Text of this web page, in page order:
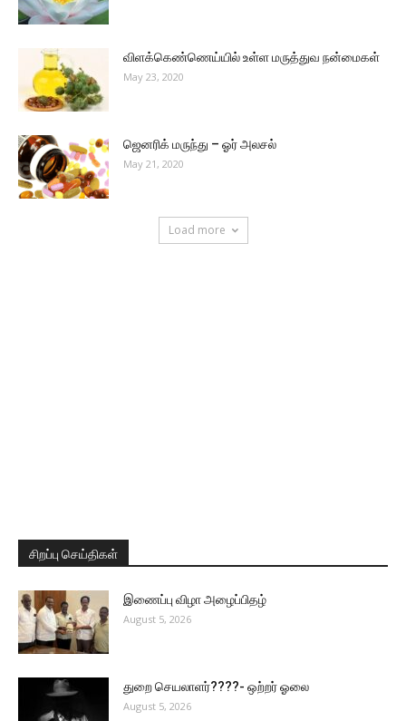
விளக்கெண்ணெய்யில் உள்ள மருத்துவ நன்மைகள்
May 23, 2020
ஜெனரிக் மருந்து – ஓர் அலசல்
May 21, 2020
Load more
சிறப்பு செய்திகள்
இணைப்பு விழா அழைப்பிதழ்
August 5, 2026
துறை செயலாளர்????- ஒற்றர் ஓலை
August 5, 2026